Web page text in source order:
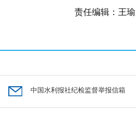
责任编辑：王瑜
中国水利报社纪检监督举报信箱